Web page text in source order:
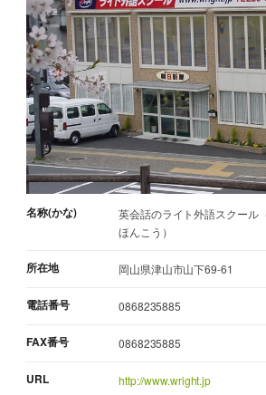
名称(かな)
英会話のライト外語スクール
ほんこう）
所在地 岡山県津山市山下69-61
電話番号 0868235885
FAX番号 0868235885
URL http://www.wright.jp